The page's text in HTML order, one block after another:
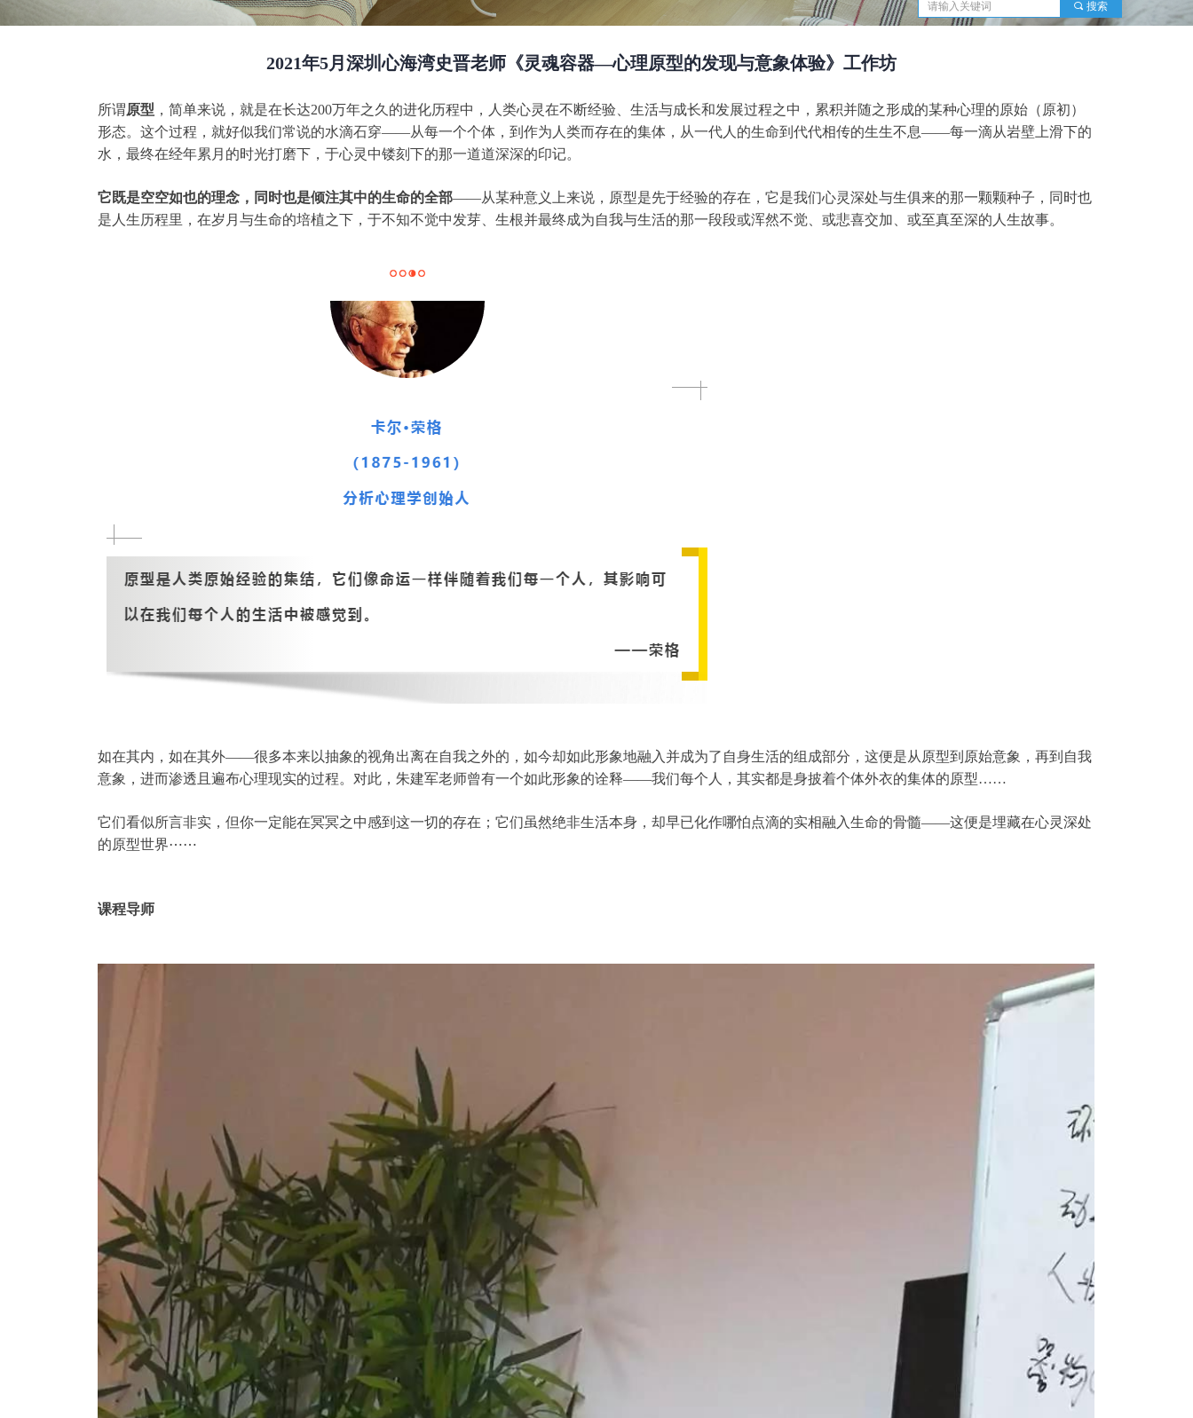
끠 搜索
2021年5月深圳心海湾史晋老师《灵魂容器—心理原型的发现与意象体验》工作坊
所谓原型 ，简单来说，就是在长达200万年之久的进化历程中，人类心灵在不断经验、生活与成长和发展过程之中，累积并随之形成的某种心理的原始（原初）
形态。这个过程，就好似我们常说的水滴石穿——从每一个个体，到作为人类而存在的集体，从一代人的生命到代代相传的生生不息——每一滴从岩壁上滑下的
水，最终在经年累月的时光打磨下，于心灵中镂刻下的那一道道深深的印记。
它既是空空如也的理念，同时也是倾注其中的生命的全部——从某种意义上来说，原型是先于经验的存在，它是我们心灵深处与生俱来的那一颗颗种子，同时也
是人生历程里，在岁月与生命的培植之下，于不知不觉中发芽、生根并最终成为自我与生活的那一段段或浑然不觉、或悲喜交加、或至真至深的人生故事。
如在其内，如在其外——很多本来以抽象的视角出离在自我之外的，如今却如此形象地融入并成为了自身生活的组成部分，这便是从原型到原始意象，再到自我
意象，进而渗透且遍布心理现实的过程。对此，朱建军老师曾有一个如此形象的诠释——我们每个人，其实都是身披着个体外衣的集体的原型……
它们看似所言非实，但你一定能在冥冥之中感到这一切的存在；它们虽然绝非生活本身，却早已化作哪怕点滴的实相融入生命的骨髓——这便是埋藏在心灵深处
的原型世界⋯⋯
课程导师